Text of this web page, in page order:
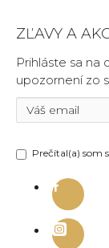
ZĽAVY A
Prihláste sa na
upozornení zo
Prečítal(a) som